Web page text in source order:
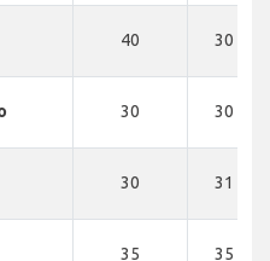
40 30 KM
30 30 KM
30 31 KM
35 35 KM